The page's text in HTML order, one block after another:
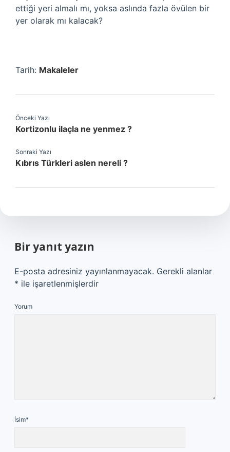
ettiği yeri almalı mı, yoksa aslında fazla övülen bir
yer olarak mı kalacak?
Tarih: Makaleler
Önceki Yazı
Kortizonlu ilaçla ne yenmez ?
Sonraki Yazı
Kıbrıs Türkleri aslen nereli ?
Bir yanıt yazın
E-posta adresiniz yayınlanmayacak. Gerekli alanlar
* ile işaretlenmişlerdir
Yorum
İsim*